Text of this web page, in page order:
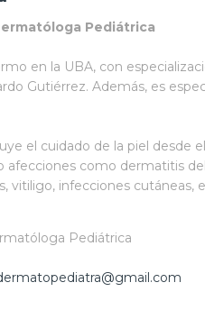
Pediátrica
en la UBA, con
Gutiérrez. Además, es
el cuidado de la piel desde
afecciones como dermatitis
vitiligo, infecciones cutáneas,
Pediátrica